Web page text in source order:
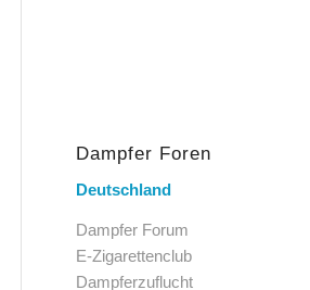
Dampfer Foren
Deutschland
Dampfer Forum
E-Zigarettenclub
Dampferzuflucht